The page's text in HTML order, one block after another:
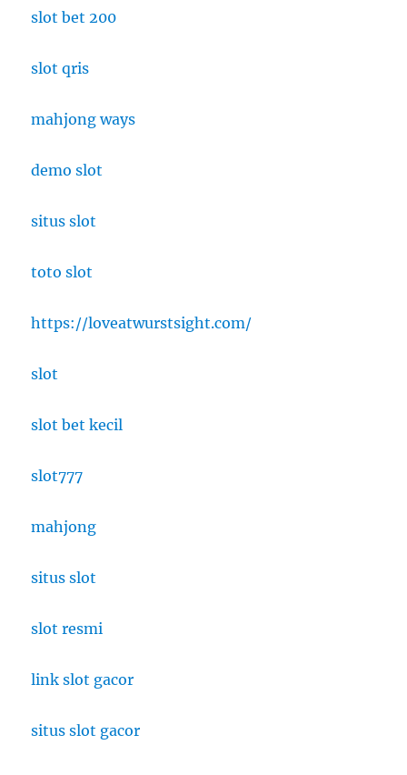
slot bet 200
slot qris
mahjong ways
demo slot
situs slot
toto slot
https://loveatwurstsight.com/
slot
slot bet kecil
slot777
mahjong
situs slot
slot resmi
link slot gacor
situs slot gacor